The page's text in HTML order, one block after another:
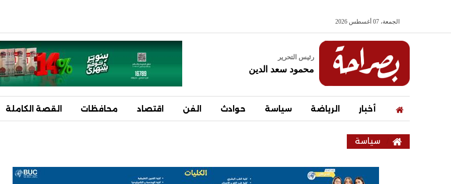
الجمعة، 07 أغسطس 2026
رئيس التحرير
محمود سعد الدين
أخبار الرياضة سياسة حوادث الفن اقتصاد محافظات القصة الكاملة
سياسة